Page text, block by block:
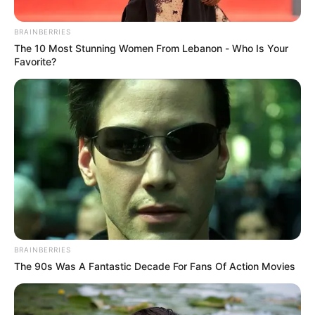
Alerta Tolima
William Iván Mendoza fue atacado a tiros por hombres
armados que ingresaron a su propiedad. Los criminales
huyeron con su vehículo y pertenencias.
Por:Edelberto Buendía Sánchez
Junio 3, 2025
BRAINBERRIES
The 10 Most Stunning Women From Lebanon - Who Is Your
Favorite?
BRAINBERRIES
The 90s Was A Fantastic Decade For Fans Of Action Movies